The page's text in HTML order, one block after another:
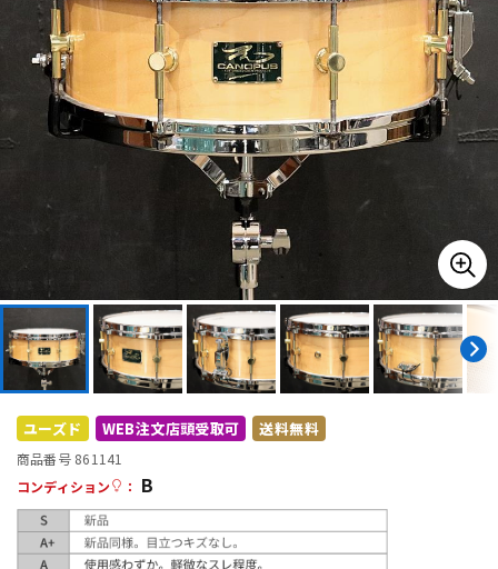
キーボード 電子ピアノ
管楽器 その他楽器
エフェクター
DTM オンライン納品 レコーディング機器
配信/ライブ機器
中古 ヴィンテージ
ユーズド WEB注文店頭受取可 送料無料
商品番号 861141
コンディション
： B